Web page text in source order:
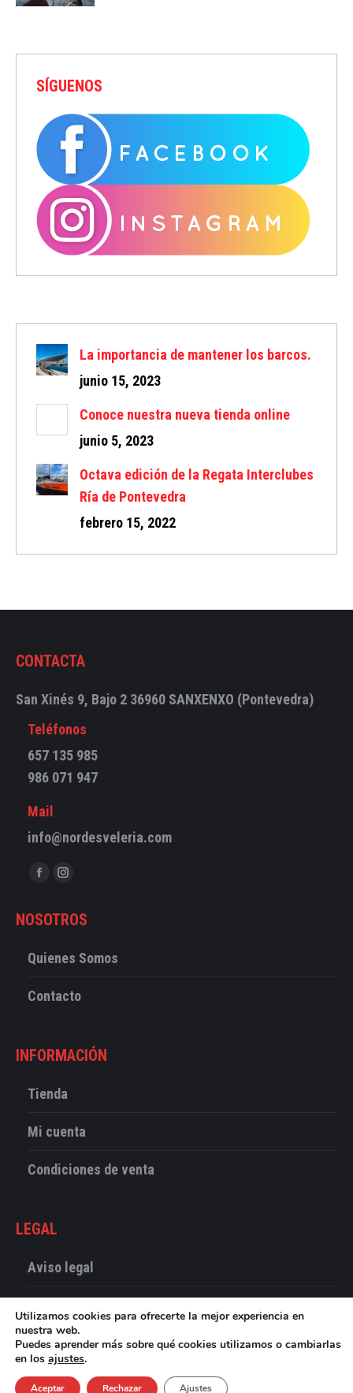
SÍGUENOS
La importancia de mantener los barcos.
junio 15, 2023
Conoce nuestra nueva tienda online
junio 5, 2023
Octava edición de la Regata Interclubes
Ría de Pontevedra
febrero 15, 2022
CONTACTA
San Xinés 9, Bajo 2 36960 SANXENXO (Pontevedra)
Teléfonos
657 135 985
986 071 947
Mail
info@nordesveleria.com
Encuéntranos en:
Abrir
en
nueva
Abrir
en
nueva
NOSOTROS
Quienes Somos
Contacto
INFORMACIÓN
Tienda
Mi cuenta
Condiciones de venta
LEGAL
Aviso legal
Política de Privacidad
Accesibilidad
Utilizamos cookies para ofrecerte la mejor experiencia en
nuestra web.
Puedes aprender más sobre qué cookies utilizamos o cambiarlas
en los ajustes.
Aceptar Rechazar Ajustes